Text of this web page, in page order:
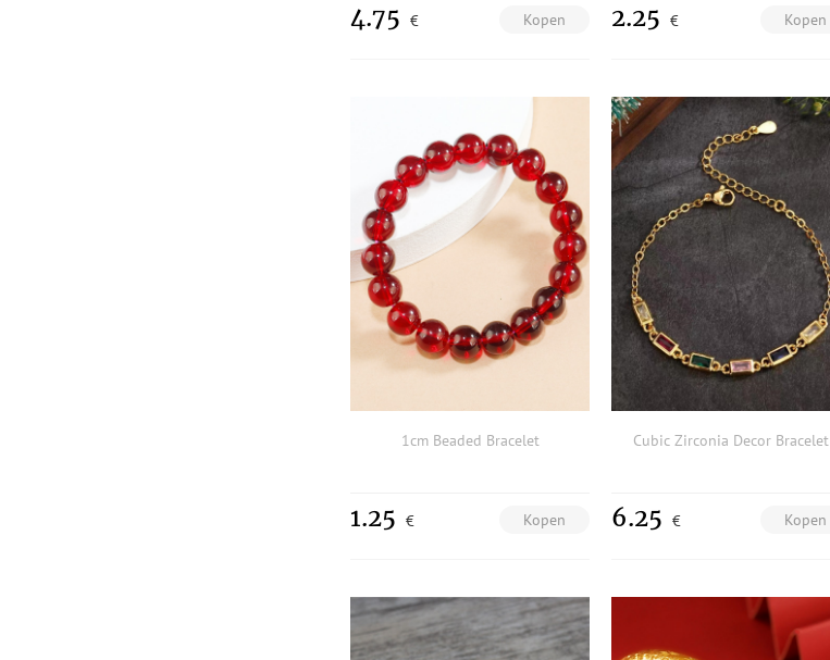
Kopen
4.75 € Kopen
2.25 €
1cm Beaded Bracelet
Kopen
1.25 €
Cubic Zirconia Decor Bracelet
Kopen
6.25 €